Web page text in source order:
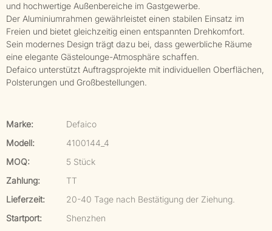
und hochwertige Außenbereiche im Gastgewerbe.
Der Aluminiumrahmen gewährleistet einen stabilen Einsatz im
Freien und bietet gleichzeitig einen entspannten Drehkomfort.
Sein modernes Design trägt dazu bei, dass gewerbliche Räume
eine elegante Gästelounge-Atmosphäre schaffen.
Defaico unterstützt Auftragsprojekte mit individuellen Oberflächen,
Polsterungen und Großbestellungen.
Marke:
Defaico
Modell:
4100144_4
MOQ:
5 Stück
Zahlung:
TT
Lieferzeit:
20-40 Tage nach Bestätigung der Ziehung.
Startport:
Shenzhen